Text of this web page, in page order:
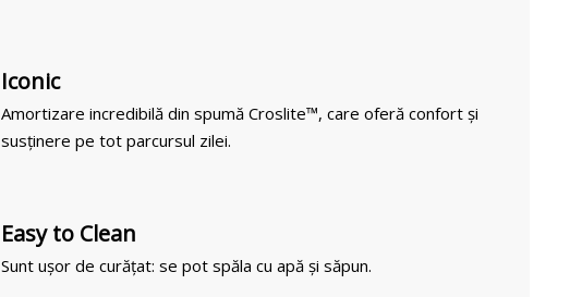
Iconic
Amortizare incredibilă din spumă Croslite™, care oferă confort și
susținere pe tot parcursul zilei.
Easy to Clean
Sunt ușor de curățat: se pot spăla cu apă și săpun.